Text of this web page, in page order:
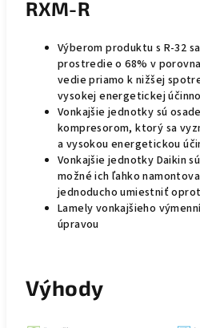
RXM-R
Výberom produktu s R-32
prostredie o 68% v
vedie priamo k nižšej
vysokej energetickej
Vonkajšie jednotky sú
kompresorom, ktorý sa
a vysokou energetickou
Vonkajšie jednotky Daikin
možné ich ľahko
jednoducho umiestniť
Lamely vonkajšieho
úpravou
Výhody